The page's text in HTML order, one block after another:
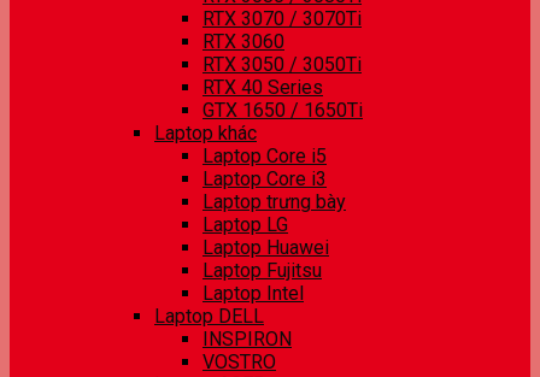
RTX 3070 / 3070Ti
RTX 3060
RTX 3050 / 3050Ti
RTX 40 Series
GTX 1650 / 1650Ti
Laptop khác
Laptop Core i5
Laptop Core i3
Laptop trưng bày
Laptop LG
Laptop Huawei
Laptop Fujitsu
Laptop Intel
Laptop DELL
INSPIRON
VOSTRO